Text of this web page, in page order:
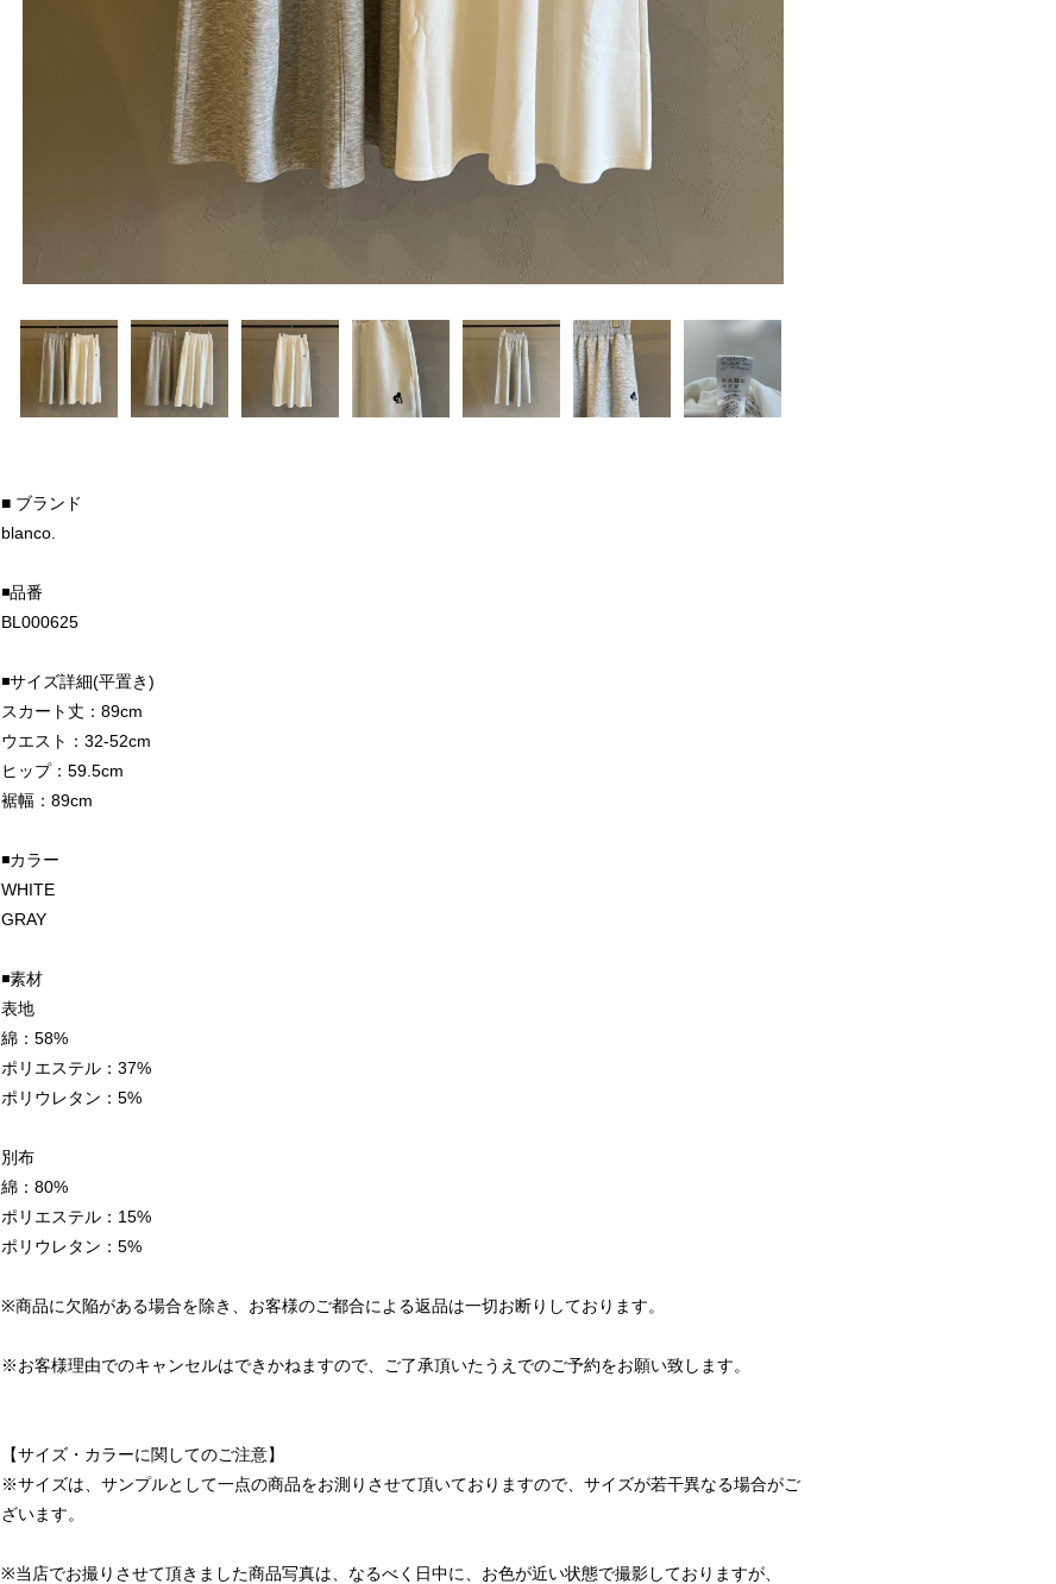
■ ブランド
blanco.
◾️品番
BL000625
◾️サイズ詳細(平置き)
スカート丈：89cm
ウエスト：32-52cm
ヒップ：59.5cm
裾幅：89cm
◾️カラー
WHITE
GRAY
◾️素材
表地
綿：58%
ポリエステル：37%
ポリウレタン：5%
別布
綿：80%
ポリエステル：15%
ポリウレタン：5%
※商品に欠陥がある場合を除き、お客様のご都合による返品は一切お断りしております。
※お客様理由でのキャンセルはできかねますので、ご了承頂いたうえでのご予約をお願い致します。
【サイズ・カラーに関してのご注意】
※サイズは、サンプルとして一点の商品をお測りさせて頂いておりますので、サイズが若干異なる場合がご
ざいます。
※当店でお撮りさせて頂きました商品写真は、なるべく日中に、お色が近い状態で撮影しておりますが、